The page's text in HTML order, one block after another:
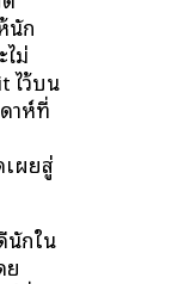
นัก
ม่
ไว้บน
าห์ที่
เผยสู่
นักใน
ย